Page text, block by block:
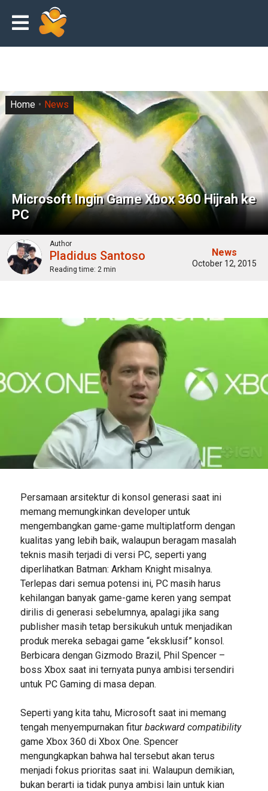
Microsoft Ingin Game Xbox 360 Hijrah ke
PC
Home News
Author
Pladidus Santoso
Reading time: 2 min
News
October 12, 2015
Persamaan arsitektur di konsol generasi saat ini
memang memungkinkan developer untuk
mengembangkan game-game multiplatform dengan
kualitas yang lebih baik, walaupun beragam masalah
teknis masih terjadi di versi PC, seperti yang
diperlihatkan Batman: Arkham Knight misalnya.
Terlepas dari semua potensi ini, PC masih harus
kehilangan banyak game-game keren yang sempat
dirilis di generasi sebelumnya, apalagi jika sang
publisher masih tetap bersikukuh untuk menjadikan
produk mereka sebagai game “eksklusif” konsol.
Berbicara dengan Gizmodo Brazil, Phil Spencer –
boss Xbox saat ini ternyata punya ambisi tersendiri
untuk PC Gaming di masa depan.
Seperti yang kita tahu, Microsoft saat ini memang
tengah menyempurnakan fitur backward compatibility
game Xbox 360 di Xbox One. Spencer
mengungkapkan bahwa hal tersebut akan terus
menjadi fokus prioritas saat ini. Walaupun demikian,
bukan berarti ia tidak punya ambisi lain untuk kian